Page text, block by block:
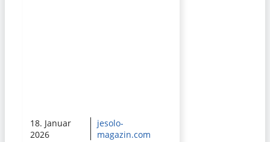
18. Januar
2026
jesolo-
magazin.com